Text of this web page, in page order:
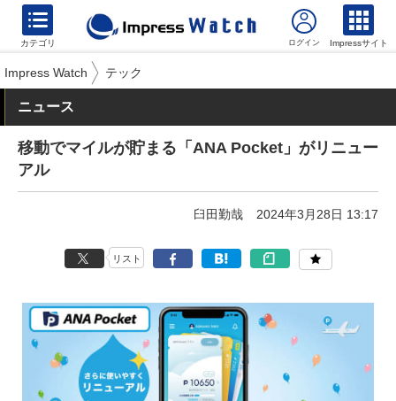
カテゴリ Impressサイト
Impress Watch テック
ニュース
移動でマイルが貯まる「ANA Pocket」がリニュー
アル
臼田勤哉 2024年3月28日 13:17
リスト